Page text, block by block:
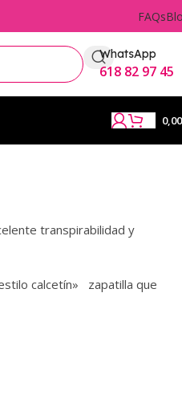
FAQs
WhatsApp
618 82 97 45
transpirabilidad y
calcetín» zapatilla que